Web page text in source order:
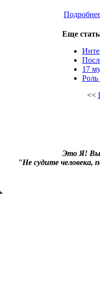
Еще
17
<<
Это Я!
"Не судите человека,